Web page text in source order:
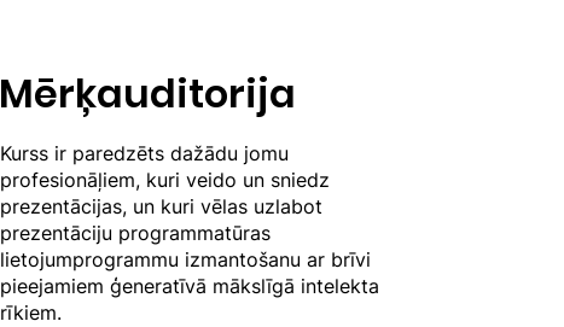
Mērķauditorija
Kurss ir paredzēts dažādu jomu
profesionāļiem, kuri veido un sniedz
prezentācijas, un kuri vēlas uzlabot
prezentāciju programmatūras
lietojumprogrammu izmantošanu ar brīvi
pieejamiem ģeneratīvā mākslīgā intelekta
rīkiem.